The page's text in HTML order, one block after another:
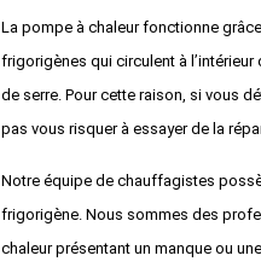
La pompe à chaleur fonctionne
frigorigènes qui circulent à
de serre. Pour cette raison, si vous
pas vous risquer à essayer de la
Notre équipe de chauffagistes
frigorigène. Nous sommes des
chaleur présentant un manque ou